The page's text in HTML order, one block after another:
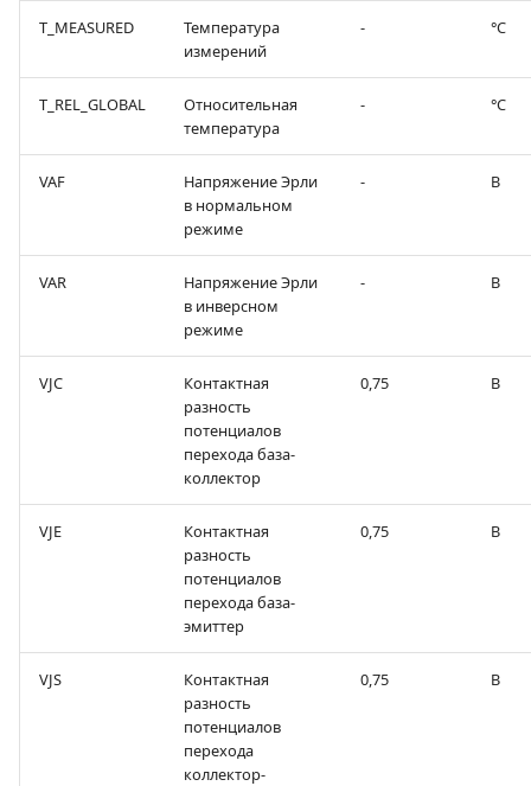
T_MEASURED
Температура
измерений
- °С
T_REL_GLOBAL
Относительная
температура
- °С
VAF
Напряжение Эрли
в нормальном
режиме
- В
VAR
Напряжение Эрли
в инверсном
режиме
- В
VJC
Контактная
разность
потенциалов
перехода база-
коллектор
0,75 В
VJE
Контактная
разность
потенциалов
перехода база-
эмиттер
0,75 В
VJS
Контактная
разность
потенциалов
перехода
коллектор-
0,75 В